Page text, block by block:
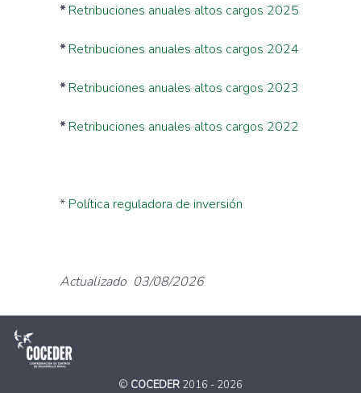
*Retribuciones anuales altos cargos 2025
*Retribuciones anuales altos cargos 2024
*Retribuciones anuales altos cargos 2023
*Retribuciones anuales altos cargos 2022
* Política reguladora de inversión
Actualizado 03/08/2026
© COCEDER 2016 - 2026